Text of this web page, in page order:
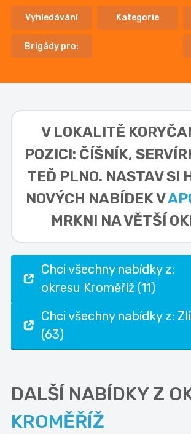
Vyhledávání Kategorie
Brigády pro:
V LOKALITĚ
POZICI: ČÍŠNÍK,
TEĎ PLNO. NASTAV SI
NOVÝCH NABÍDEK V
MRKNI NA VĚTŠÍ
Chci všechny nabídky z:
okresu Kroměříž (11)
Chci všechny nabídky z:
(63)
DALŠÍ NABÍDKY Z
KROMĚŘÍŽ